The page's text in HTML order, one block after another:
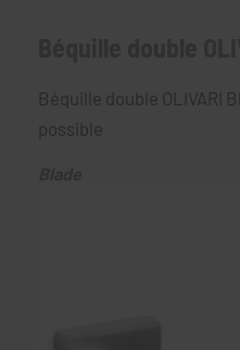
Béquille double OLIVARI
possible